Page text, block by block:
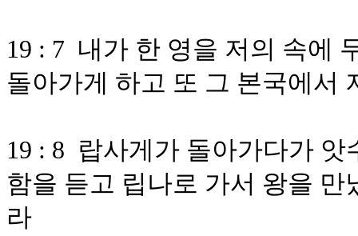
19 : 7 내가 한 영을 저의 속에
돌아가게 하고 또 그 본국에서
19 : 8 랍사게가 돌아가다가
함을 듣고 립나로 가서 왕을
라